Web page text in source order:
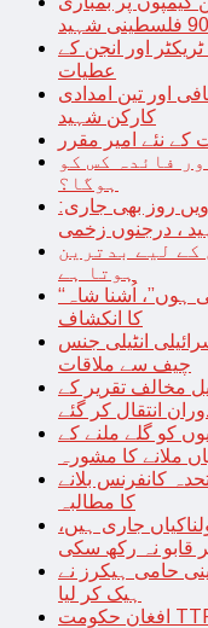
اور انجن کے
عطیات
اور تین امدادی
کارکن شہید
نئے امیر مقرر
فائدہ کس کو
ہوگا؟
غزہ پر اسرائیلی جارحیت 70 ویں روز بھی جاری:
کے لیے بدترین
ہوتا ہے
“غزہ کے حالات دیکھ کر اسلام کے قریب آئی ہوں”، اُشنا شاہ
کا انکشاف
انٹیلی جنس
چیف سے ملاقات
مخالف تقریر کے
انتقال کر گئے
کو گلے ملنے کے
ملانے کا مشورہ
کانفرنس بلانے
کا مطالبہ
جاری ہیں،
قابو نہ رکھ سکی
حامی ہیکرز نے
ہیک کر لیا
افغان حکومت TTP قیادت کو پاکستان کے حوالے کرے،